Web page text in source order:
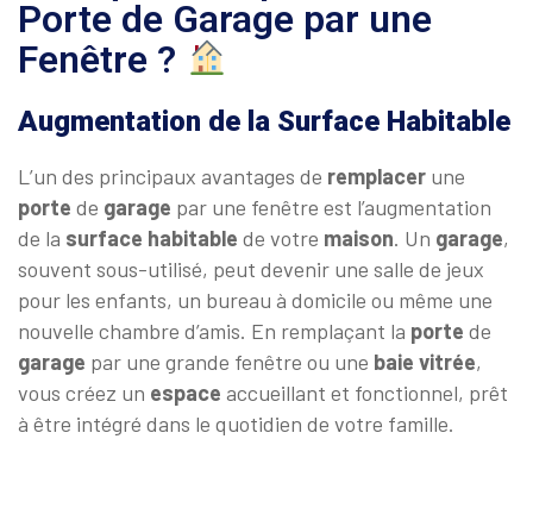
Porte de Garage par une
Fenêtre ?
Augmentation de la Surface Habitable
L’un des principaux avantages de remplacer une
porte de garage par une fenêtre est l’augmentation
de la surface habitable de votre maison. Un garage,
souvent sous-utilisé, peut devenir une salle de jeux
pour les enfants, un bureau à domicile ou même une
nouvelle chambre d’amis. En remplaçant la porte de
garage par une grande fenêtre ou une baie vitrée,
vous créez un espace accueillant et fonctionnel, prêt
à être intégré dans le quotidien de votre famille.